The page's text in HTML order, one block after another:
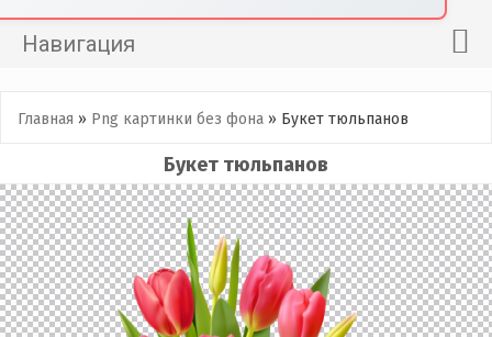
Навигация
Png иконки
Фото без фона
Контакты
Главная » Png картинки без фона » Букет тюльпанов
Букет тюльпанов